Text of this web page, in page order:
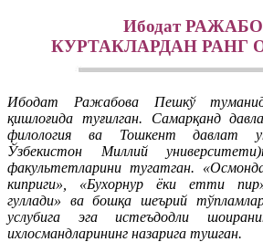
Ибодат
КУРТАКЛАРДАН РАНГ
Ибодат Ражабова Пешкў
қишлоғида туғилган. Самарқанд
филология ва Тошкент давлат
Ўзбекистон Миллий
факультетларини тугатган.
киприги», «Бухорнур ёки етти
гуллади» ва бошқа шеърий
услубига эга истеъдодли
ихлосмандларининг назарига тушган.